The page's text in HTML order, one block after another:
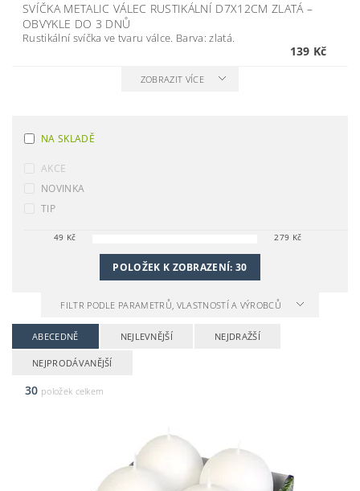
SVÍČKA METALIC VÁLEC RUSTIKÁLNÍ D7X12CM ZLATÁ –
OBVYKLE DO 3 DNŮ
Rustikální svíčka ve tvaru válce. Barva: zlatá.
139 Kč
ZOBRAZIT VÍCE
NA SKLADĚ
AKCE
NOVINKA
TIP
49 Kč 279 Kč
POLOŽEK K ZOBRAZENÍ:30
FILTR PODLE PARAMETRŮ, VLASTNOSTÍ A VÝROBCŮ
ABECEDNĚ NEJLEVNĚJŠÍ NEJDRAŽŠÍ
NEJPRODÁVANĚJŠÍ
30 položek celkem